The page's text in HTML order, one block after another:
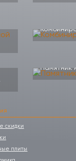
Памятник
скидки
плиты